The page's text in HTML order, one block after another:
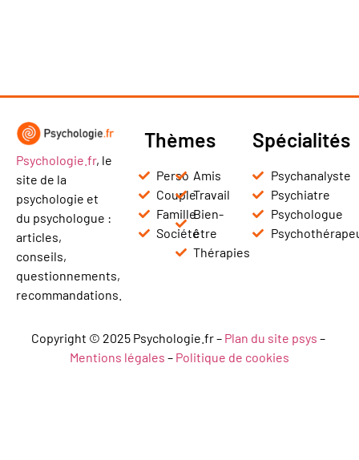
Psychologie.fr, le
site de la
psychologie et
du psychologue :
articles,
conseils,
questionnements,
recommandations.
Thèmes
Perso
Couple
Famille
Société
Amis
Travail
Bien-
être
Thérapies
Spécialités
Psychanalyste
Psychiatre
Psychologue
Copyright © 2025 Psychologie.fr – Plan du site psys –
Mentions légales – Politique de cookies